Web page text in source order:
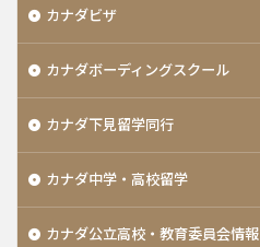
カナダビザ
カナダボーディングスクール
カナダ下見留学同行
カナダ中学・高校留学
カナダ公立高校・教育委員会情報